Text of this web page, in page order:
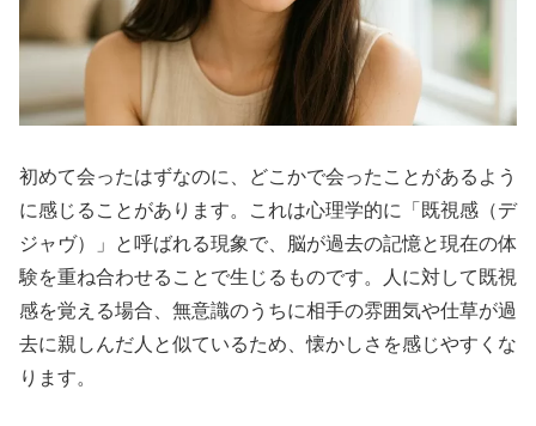
初めて会ったはずなのに、どこかで会ったことがあるよう
に感じることがあります。これは心理学的に「既視感（デ
ジャヴ）」と呼ばれる現象で、脳が過去の記憶と現在の体
験を重ね合わせることで生じるものです。人に対して既視
感を覚える場合、無意識のうちに相手の雰囲気や仕草が過
去に親しんだ人と似ているため、懐かしさを感じやすくな
ります。